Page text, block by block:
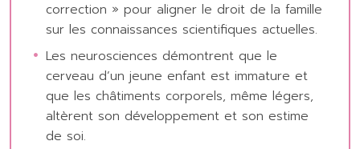
correction » pour aligner le droit de la famille
sur les connaissances scientifiques actuelles.
Les neurosciences démontrent que le
cerveau d’un jeune enfant est immature et
que les châtiments corporels, même légers,
altèrent son développement et son estime
de soi.